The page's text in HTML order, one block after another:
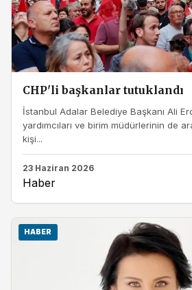
CHP'li başkanlar tutuklandı
İstanbul Adalar Belediye Başkanı Ali
yardımcıları ve birim müdürlerinin de
kişi...
23 Haziran 2026
Haber
HABER